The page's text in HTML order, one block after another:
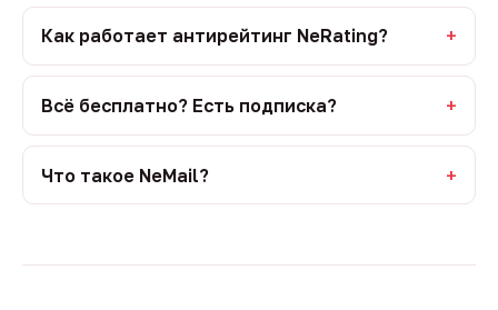
Как работает антирейтинг NeRating?
Всё бесплатно? Есть подписка?
Что такое NeMail?